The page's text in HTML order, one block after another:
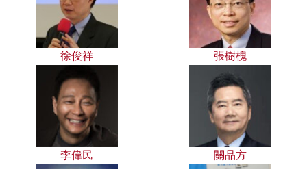
徐俊祥 張樹槐
李偉民 關品方